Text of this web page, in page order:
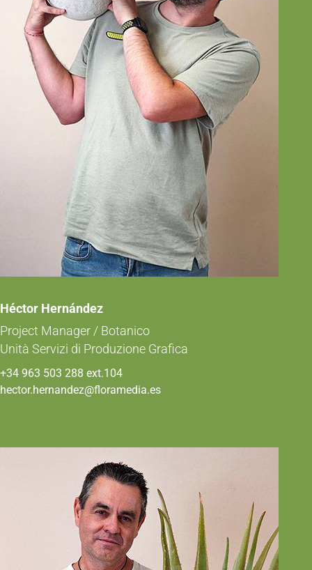
Héctor Hernández
Project Manager / Botanico
Unità Servizi di Produzione Grafica
+34 963 503 288 ext.104
hector.hernandez@floramedia.es